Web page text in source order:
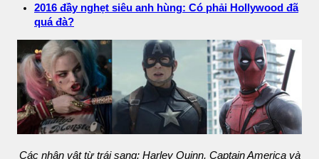
2016 đầy nghẹt siêu anh hùng: Có phải Hollywood đã
quá đà?
Các nhân vật từ trái sang: Harley Quinn, Captain America và